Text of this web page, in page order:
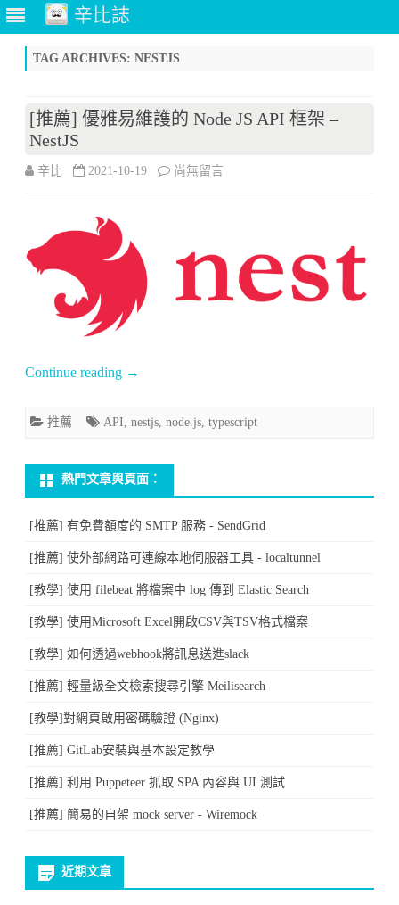
辛比誌
TAG ARCHIVES: NESTJS
[推薦] 優雅易維護的 Node JS API 框架 –
NestJS
辛比 2021-10-19 在
優
雅
的
尚無留言
Continue reading →
推薦 API, nestjs, node.js, typescript
熱門文章與頁面︰
[推薦] 有免費額度的 SMTP 服務 - SendGrid
[推薦] 使外部網路可連線本地伺服器工具 - localtunnel
[教學] 使用 filebeat 將檔案中 log 傳到 Elastic Search
[教學] 使用Microsoft Excel開啟CSV與TSV格式檔案
[教學] 如何透過webhook將訊息送進slack
[推薦] 輕量級全文檢索搜尋引擎 Meilisearch
[教學]對網頁啟用密碼驗證 (Nginx)
[推薦] GitLab安裝與基本設定教學
[推薦] 利用 Puppeteer 抓取 SPA 內容與 UI 測試
[推薦] 簡易的自架 mock server - Wiremock
近期文章